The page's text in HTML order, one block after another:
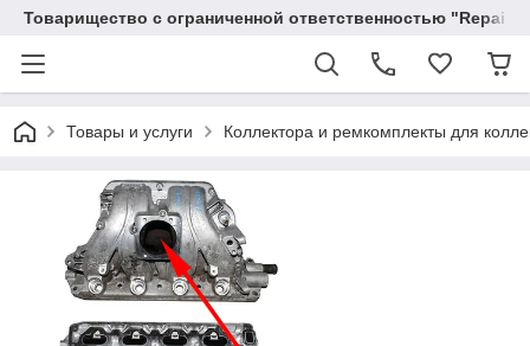
Товарищество с ограниченной ответственностью
Товары и услуги Коллектора и ремкомплекты для